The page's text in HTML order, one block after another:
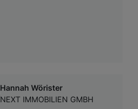
Hannah Wörister
NEXT IMMOBILIEN GMBH